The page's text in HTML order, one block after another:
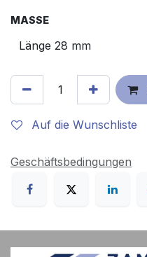
MASSE
Auf die Wunschliste
Geschäftsbedingungen